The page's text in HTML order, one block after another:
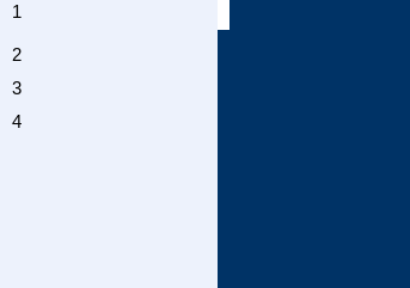
1
2
3
4